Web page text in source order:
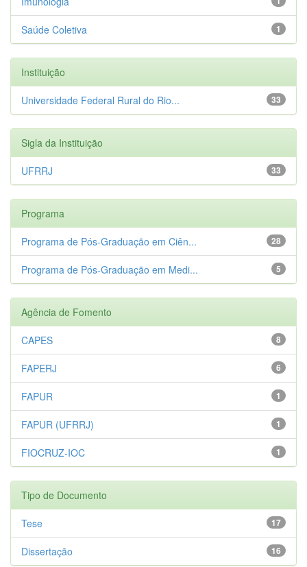
1
Saúde Coletiva
Instituição
33
Universidade Federal Rural do Rio...
Sigla da Instituição
33
UFRRJ
Programa
28
Programa de Pós-Graduação em Ciên...
5
Programa de Pós-Graduação em Medi...
Agência de Fomento
8
CAPES
6
FAPERJ
1
FAPUR
1
FAPUR (UFRRJ)
1
FIOCRUZ-IOC
Tipo de Documento
17
Tese
16
Dissertação